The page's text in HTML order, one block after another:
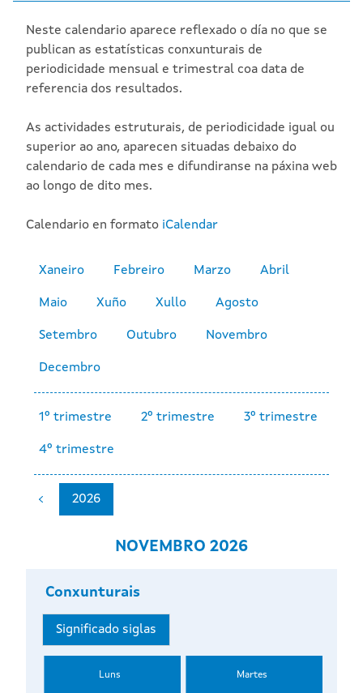
Neste calendario aparece reflexado o día no que se
publican as estatísticas conxunturais de
periodicidade mensual e trimestral coa data de
referencia dos resultados.
As actividades estruturais, de periodicidade igual ou
superior ao ano, aparecen situadas debaixo do
calendario de cada mes e difundiranse na páxina web
ao longo de dito mes.
Calendario en formato iCalendar
Xaneiro Febreiro Marzo Abril
Maio Xuño Xullo Agosto
Setembro Outubro Novembro
Decembro
1º trimestre 2º trimestre 3º trimestre
4º trimestre
2026
NOVEMBRO 2026
Conxunturais
Significado siglas
Luns Martes